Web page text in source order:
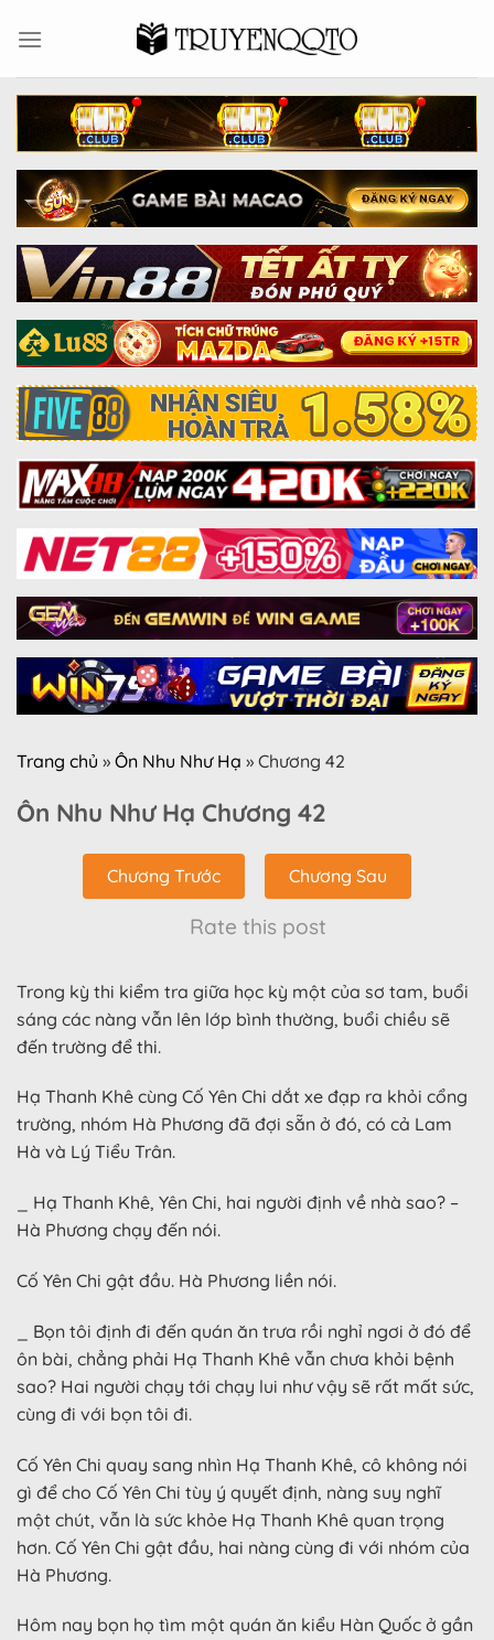
Trang chủ » Ôn Nhu Như Hạ » Chương 42
Ôn Nhu Như Hạ Chương 42
Chương Trước Chương Sau
Rate this post
Trong kỳ thi kiểm tra giữa học kỳ một của sơ tam, buổi
sáng các nàng vẫn lên lớp bình thường, buổi chiều sẽ
đến trường để thi.
Hạ Thanh Khê cùng Cố Yên Chi dắt xe đạp ra khỏi cổng
trường, nhóm Hà Phương đã đợi sẵn ở đó, có cả Lam
Hà và Lý Tiểu Trân.
_ Hạ Thanh Khê, Yên Chi, hai người định về nhà sao? –
Hà Phương chạy đến nói.
Cố Yên Chi gật đầu. Hà Phương liền nói.
_ Bọn tôi định đi đến quán ăn trưa rồi nghỉ ngơi ở đó để
ôn bài, chẳng phải Hạ Thanh Khê vẫn chưa khỏi bệnh
sao? Hai người chạy tới chạy lui như vậy sẽ rất mất sức,
cùng đi với bọn tôi đi.
Cố Yên Chi quay sang nhìn Hạ Thanh Khê, cô không nói
gì để cho Cố Yên Chi tùy ý quyết định, nàng suy nghĩ
một chút, vẫn là sức khỏe Hạ Thanh Khê quan trọng
hơn. Cố Yên Chi gật đầu, hai nàng cùng đi với nhóm của
Hà Phương.
Hôm nay bọn họ tìm một quán ăn kiểu Hàn Quốc ở gần